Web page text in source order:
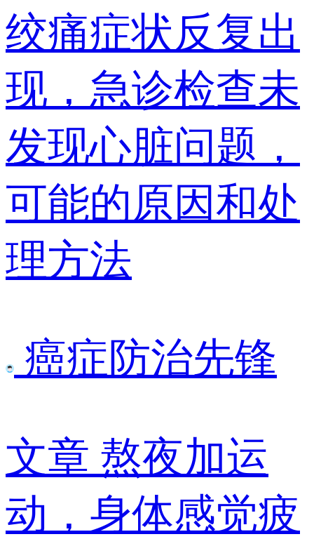
绞痛症状反复出
现，急诊检查未
发现心脏问题，
可能的原因和处
理方法
癌症防治先锋
文章 熬夜加运
动，身体感觉疲